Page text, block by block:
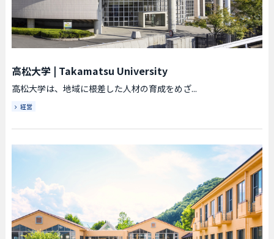
高松大学| Takamatsu University
高松大学は、地域に根差した人材の育成をめざ...
経営